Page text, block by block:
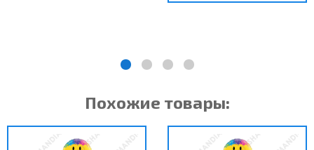
Похожие товары: